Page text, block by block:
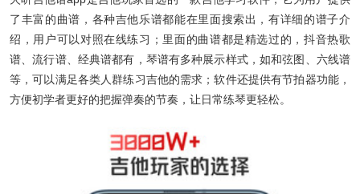
了丰富的曲谱，各种吉他乐谱都能在里面搜索出，有详细的谱子介
绍，用户可以对照在线练习；里面的曲谱都是精选过的，抖音热歌
谱、流行谱、经典谱都有，琴谱有多种展示样式，如和弦图、六线谱
等，可以满足各类人群练习吉他的需求；软件还提供有节拍器功能，
方便初学者更好的把握弹奏的节奏，让日常练琴更轻松。